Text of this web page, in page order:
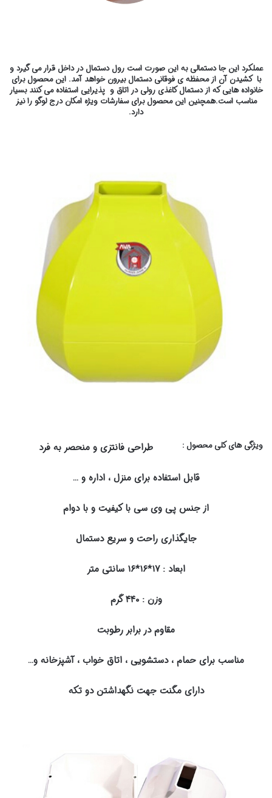
عملکرد این جا دستمالی به این صورت است رول دستمال در داخل قرار می گیرد و
با کشیدن آن از محفظه ی فوقانی دستمال بیرون خواهد آمد. این محصول برای
خانواده هایی که از دستمال کاغذی رولی در اتاق و پذیرایی استفاده می کنند بسیار
مناسب است.همچنین این محصول برای سفارشات ویژه امکان درج لوگو را نیز
دارد.
ویژگی های کلی محصول : طراحی فانتزی و منحصر به فرد
قابل استفاده برای منزل ، اداره و …
از جنس پی وی سی با کیفیت و با دوام
جایگذاری راحت و سریع دستمال
ابعاد : ۱۷*۱۶*۱۶ سانتی متر
وزن : ۴۴۰ گرم
مقاوم در برابر رطوبت
مناسب برای حمام ، دستشویی ، اتاق خواب ، آشپزخانه و…
دارای مگنت جهت نگهداشتن دو تکه